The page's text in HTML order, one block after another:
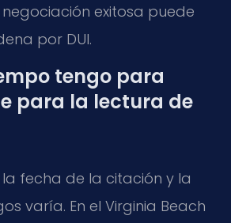
negociación exitosa puede
por DUI.
tengo para
para la lectura de
fecha de la citación y la
varía. En el Virginia Beach